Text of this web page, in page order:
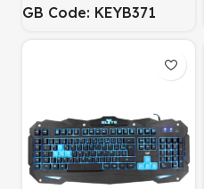
GB Code: KEYB371